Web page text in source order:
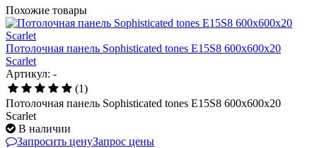
Похожие товары
Потолочная панель Sophisticated tones E15S8 600x600x20
Scarlet
Артикул: -
(1)
Потолочная панель Sophisticated tones E15S8 600x600x20
Scarlet
В наличии
Запросить ценуЗапрос цены